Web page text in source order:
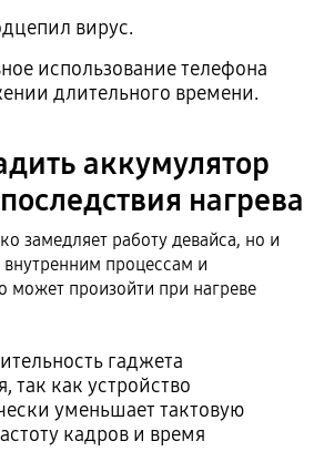
вирус.
использование телефона
длительного времени.
аккумулятор
нагрева
замедляет работу девайса, но и
процессам и
может произойти при нагреве
гаджета
так как устройство
уменьшает тактовую
кадров и время